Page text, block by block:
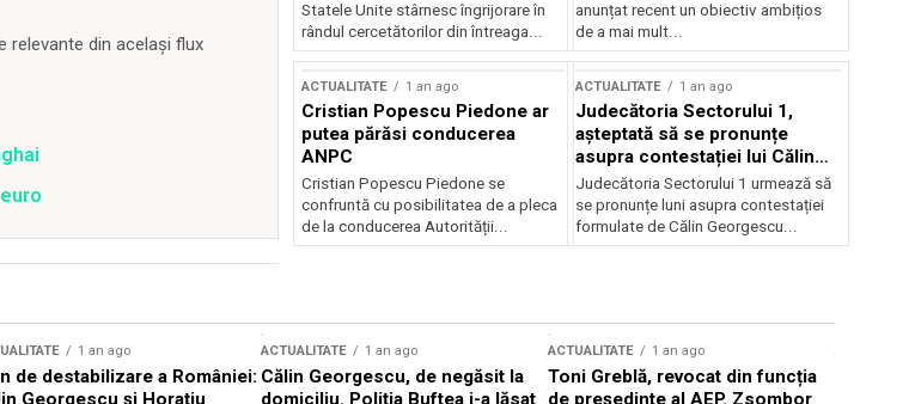
relevante din același flux
Statele Unite stârnesc îngrijorare în
rândul cercetătorilor din întreaga...
anunțat recent un obiectiv ambițios
de a mai mult...
ACTUALITATE 1 an ago
Cristian Popescu Piedone ar
putea părăsi conducerea
ANPC
Cristian Popescu Piedone se
confruntă cu posibilitatea de a pleca
de la conducerea Autorității...
ACTUALITATE 1 an ago
Judecătoria Sectorului 1,
așteptată să se pronunțe
asupra contestației lui Călin
Georgescu privind controlul
judiciar
Judecătoria Sectorului 1 urmează să
se pronunțe luni asupra contestației
formulate de Călin Georgescu...
1 an ago
de destabilizare a României:
Georgescu și Horațiu
ACTUALITATE 1 an ago
Călin Georgescu, de negăsit la
domiciliu. Poliția Buftea i-a lăsat
ACTUALITATE 1 an ago
Toni Greblă, revocat din funcția
de președinte al AEP. Zsombor